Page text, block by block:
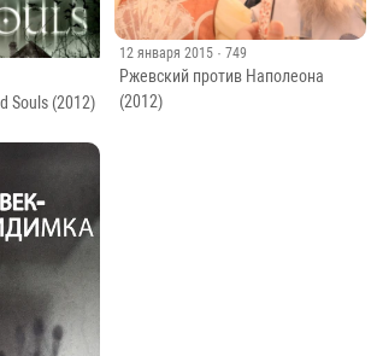
Souls (2012)
12 января 2015 · 749
Ржевский против Наполеона
(2012)